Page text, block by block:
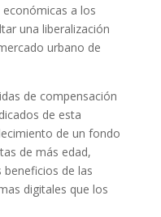
a los
una liberalización
urbano de
de compensación
de esta
de un fondo
de más edad,
de las
digitales que los